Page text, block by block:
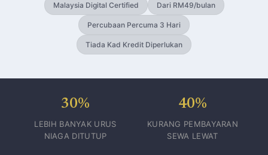
Malaysia Digital Certified Dari RM49/bulan
Percubaan Percuma 3 Hari
Tiada Kad Kredit Diperlukan
30%
LEBIH BANYAK URUS
NIAGA DITUTUP
40%
KURANG PEMBAYARAN
SEWA LEWAT